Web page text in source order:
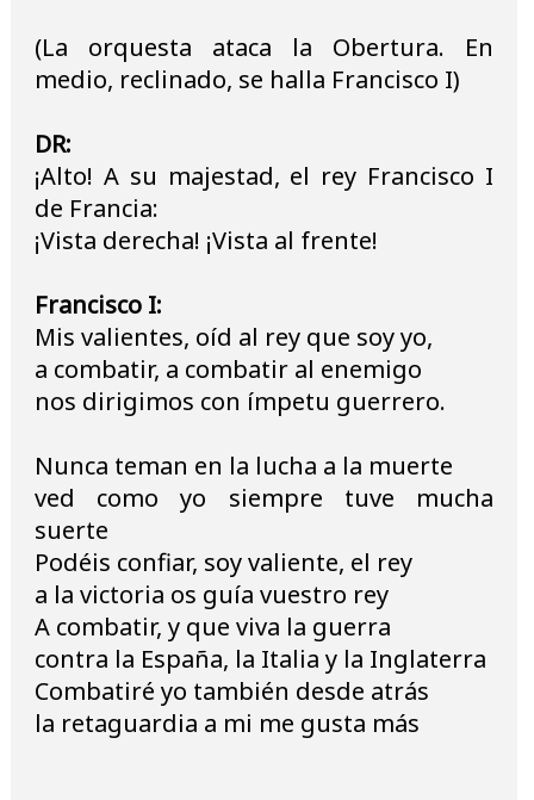
(La orquesta ataca la Obertura. En
medio, reclinado, se halla Francisco I)
DR:
¡Alto! A su majestad, el rey Francisco I
de Francia:
¡Vista derecha! ¡Vista al frente!
Francisco I:
Mis valientes, oíd al rey que soy yo,
a combatir, a combatir al enemigo
nos dirigimos con ímpetu guerrero.
Nunca teman en la lucha a la muerte
ved como yo siempre tuve mucha
suerte
Podéis confiar, soy valiente, el rey
a la victoria os guía vuestro rey
A combatir, y que viva la guerra
contra la España, la Italia y la Inglaterra
Combatiré yo también desde atrás
la retaguardia a mi me gusta más